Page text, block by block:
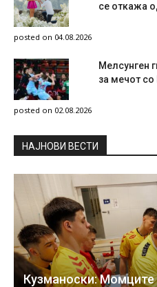
се откажа
posted on 04.08.2026
Мелсунген
за мечот со
posted on 02.08.2026
НAЈНОВИ ВЕСТИ
Кузманоски: Момците